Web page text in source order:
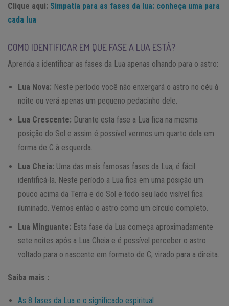
Clique aqui: Simpatia para as fases da lua: conheça uma para
cada lua
COMO IDENTIFICAR EM QUE FASE A LUA ESTÁ?
Aprenda a identificar as fases da Lua apenas olhando para o astro:
Lua Nova: Neste período você não enxergará o astro no céu à
noite ou verá apenas um pequeno pedacinho dele.
Lua Crescente: Durante esta fase a Lua fica na mesma
posição do Sol e assim é possível vermos um quarto dela em
forma de C à esquerda.
Lua Cheia: Uma das mais famosas fases da Lua, é fácil
identificá-la. Neste período a Lua fica em uma posição um
pouco acima da Terra e do Sol e todo seu lado visível fica
iluminado. Vemos então o astro como um círculo completo.
Lua Minguante: Esta fase da Lua começa aproximadamente
sete noites após a Lua Cheia e é possível perceber o astro
voltado para o nascente em formato de C, virado para a direita.
Saiba mais :
As 8 fases da Lua e o significado espiritual